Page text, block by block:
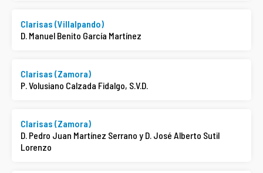
Clarisas (Villalpando)
D. Manuel Benito García Martínez
Clarisas (Zamora)
P. Volusiano Calzada Fidalgo, S.V.D.
Clarisas (Zamora)
D. Pedro Juan Martínez Serrano y D. José Alberto Sutil
Lorenzo